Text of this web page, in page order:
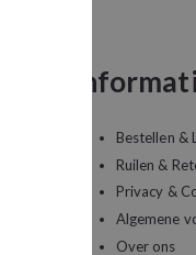
Bestellen &
Ruilen &
Privacy &
Algemene
Over ons